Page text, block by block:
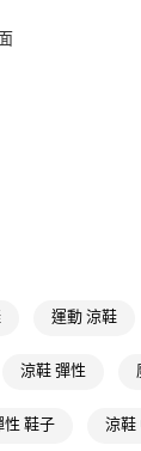
含以上)免運費
含以上)免運費
含以上)免運
運動 涼鞋
涼鞋 彈性
性 鞋子 涼鞋